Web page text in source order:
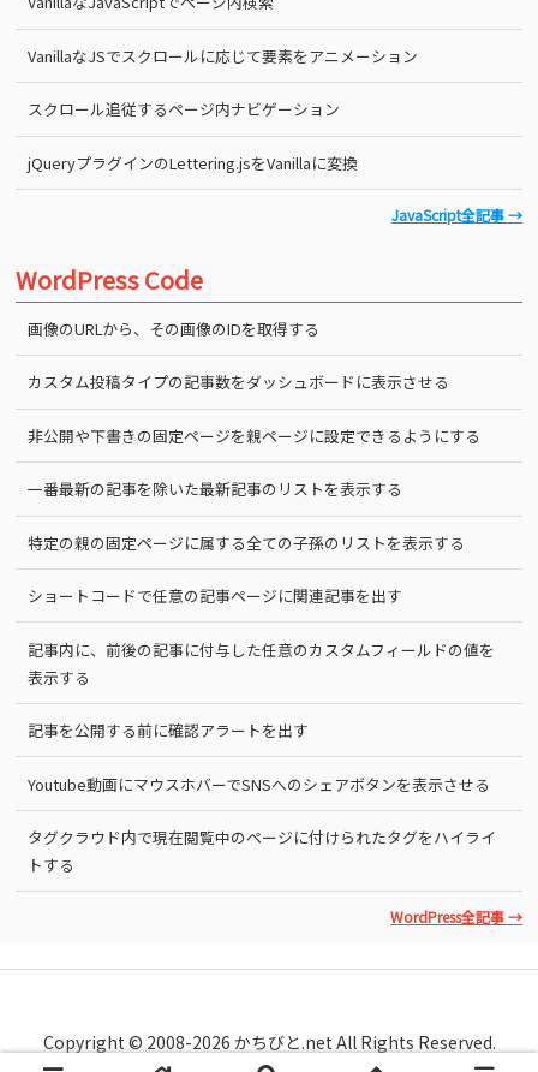
VanillaなJSでスクロールに応じて要素をアニメーション
スクロール追従するページ内ナビゲーション
jQueryプラグインのLettering.jsをVanillaに変換
JavaScript全記事 →
WordPress Code
画像のURLから、その画像のIDを取得する
カスタム投稿タイプの記事数をダッシュボードに表示させる
非公開や下書きの固定ページを親ページに設定できるようにする
一番最新の記事を除いた最新記事のリストを表示する
特定の親の固定ページに属する全ての子孫のリストを表示する
ショートコードで任意の記事ページに関連記事を出す
記事内に、前後の記事に付与した任意のカスタムフィールドの値を
表示する
記事を公開する前に確認アラートを出す
Youtube動画にマウスホバーでSNSへのシェアボタンを表示させる
タグクラウド内で現在閲覧中のページに付けられたタグをハイライ
トする
WordPress全記事 →
Copyright © 2008-2026 かちびと.net All Rights Reserved.